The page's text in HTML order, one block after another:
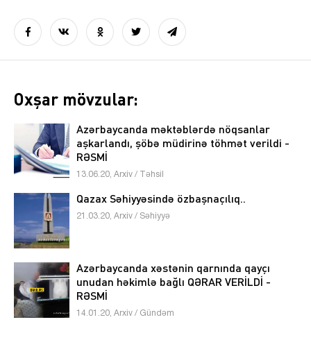
Oxşar mövzular:
Azərbaycanda məktəblərdə nöqsanlar
aşkarlandı, şöbə müdirinə töhmət verildi -
RƏSMİ
13.06.20, Arxiv / Təhsil
Qazax Səhiyyəsində özbaşnaçılıq..
21.03.20, Arxiv / Səhiyyə
Azərbaycanda xəstənin qarnında qayçı
unudan həkimlə bağlı QƏRAR VERİLDİ -
RƏSMİ
14.01.20, Arxiv / Gündəm